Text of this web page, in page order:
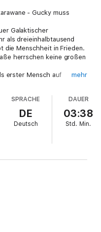
- Gucky muss
Galaktischer
als dreieinhalbtausend
die Menschheit in Frieden.
herrschen keine großen
erster Mensch auf
geheimnisvolles Wesen
Es trägt den Namen
und es lebt
Zeit und Raum. Rhodan
Eines dieser
TEZEMDIA und
Melotte ein anderes
Bulls Tochter, die
aufnimmt.
mehr
SPRACHE
DE
Deutsch
DAUER
03:38
Std. Min.